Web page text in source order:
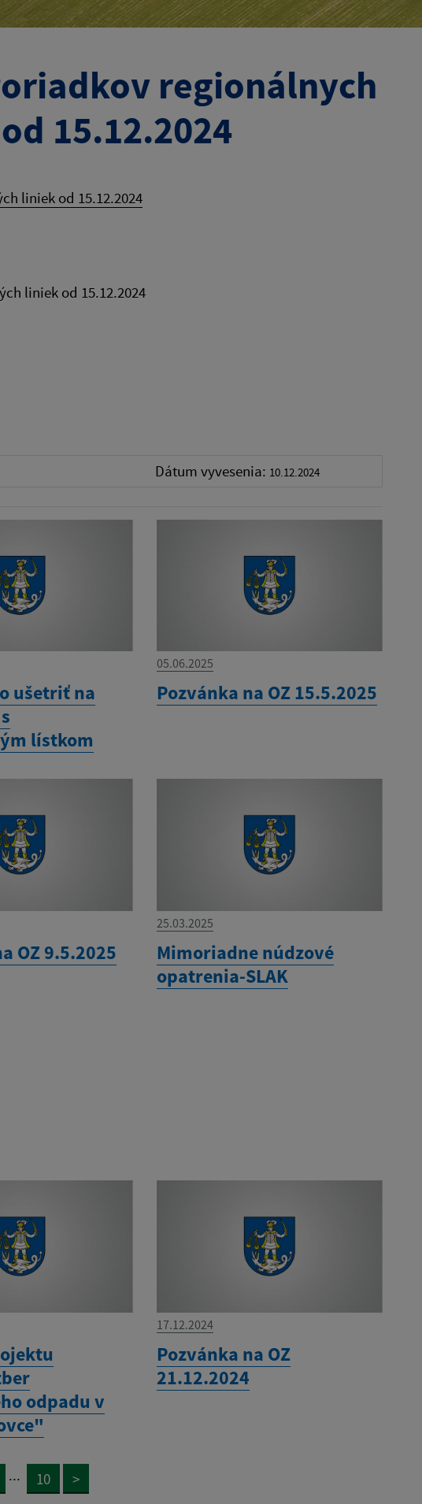
regionálnych
15.12.2024
liniek od 15.12.2024
liniek od 15.12.2024
Dátum vyvesenia: 10.12.2024
ušetriť na
lístkom
05.06.2025
Pozvánka na OZ 15.5.2025
OZ 9.5.2025
25.03.2025
Mimoriadne núdzové
opatrenia-SLAK
odpadu v
17.12.2024
Pozvánka na OZ
21.12.2024
... 10 >